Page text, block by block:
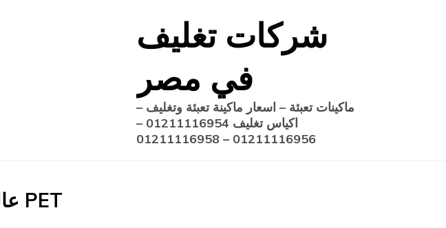
شركات تغليف
في مصر
ماكينات تعبئة – اسعار ماكينة تعبئة وتغليف –
اكياس تغليف 01211116954 –
01211116956 – 01211116958
الوسم
:
PET عالية المقاومة